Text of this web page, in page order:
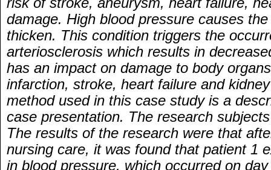
damage. High blood pressure causes
thicken. This condition triggers the
arteriosclerosis which results in
has an impact on damage to body
infarction, stroke, heart failure and
method used in this case study is a
case presentation. The research
The results of the research were that
nursing care, it was found that patient 1
in blood pressure, which occurred on